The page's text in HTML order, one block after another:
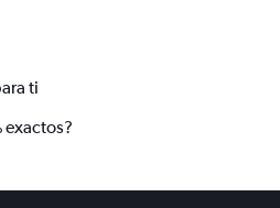
ti
exactos?